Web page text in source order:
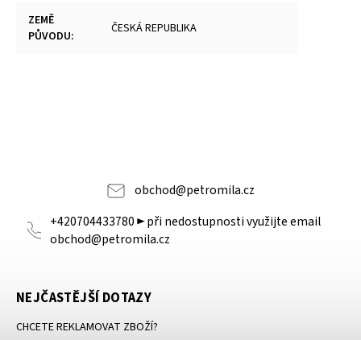
ZEMĚ
PŮVODU: ČESKÁ REPUBLIKA
obchod@petromila.cz
+420704433780 ► při nedostupnosti využijte email
obchod@petromila.cz
NEJČASTĚJŠÍ DOTAZY
CHCETE REKLAMOVAT ZBOŽÍ?